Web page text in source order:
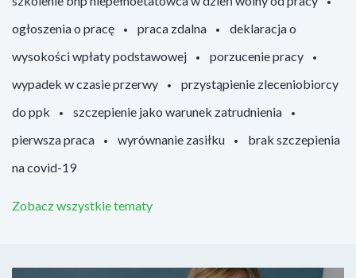
ogłoszenia o pracę
praca zdalna
deklaracja o
wysokości wpłaty podstawowej
porzucenie pracy
wypadek w czasie przerwy
przystąpienie zleceniobiorcy
do ppk
szczepienie jako warunek zatrudnienia
pierwsza praca
wyrównanie zasiłku
brak szczepienia
na covid-19
Zobacz wszystkie tematy